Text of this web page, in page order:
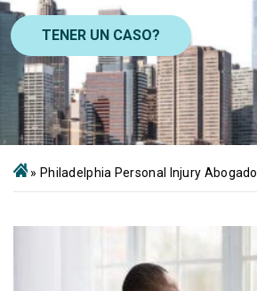
TENER UN CASO?
» Philadelphia Personal Injury Abogado